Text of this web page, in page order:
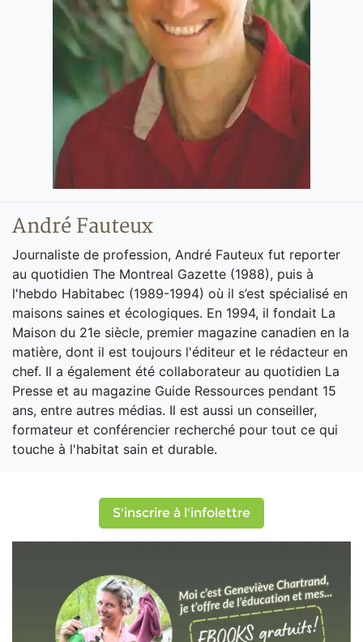
André Fauteux
Journaliste de profession, André Fauteux fut reporter
au quotidien The Montreal Gazette (1988), puis à
l'hebdo Habitabec (1989-1994) où il s’est spécialisé en
maisons saines et écologiques. En 1994, il fondait La
Maison du 21e siècle, premier magazine canadien en la
matière, dont il est toujours l'éditeur et le rédacteur en
chef. Il a également été collaborateur au quotidien La
Presse et au magazine Guide Ressources pendant 15
ans, entre autres médias. Il est aussi un conseiller,
formateur et conférencier recherché pour tout ce qui
touche à l'habitat sain et durable.
S'inscrire à l'infolettre